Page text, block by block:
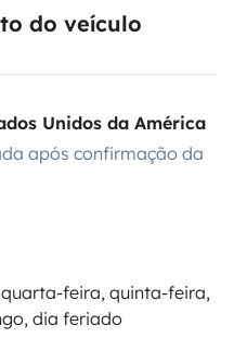
do veículo
Unidos da América
após confirmação da
feira, quinta-feira,
dia feriado